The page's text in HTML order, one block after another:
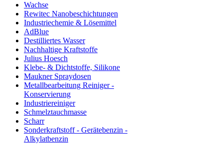
Wachse
Rewitec Nanobeschichtungen
Industriechemie & Lösemittel
AdBlue
Destilliertes Wasser
Nachhaltige Kraftstoffe
Julius Hoesch
Klebe- & Dichtstoffe, Silikone
Maukner Spraydosen
Metallbearbeitung Reiniger -
Konservierung
Industriereiniger
Schmelztauchmasse
Scharr
Sonderkraftstoff - Gerätebenzin -
Alkylatbenzin